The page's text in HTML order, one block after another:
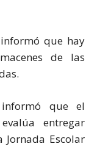
que hay
de las
que el
entregar
Escolar